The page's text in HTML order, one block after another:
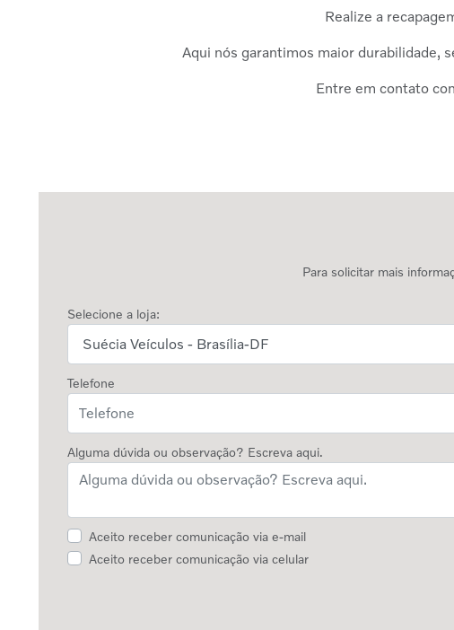
Realize a
Aqui nós garantimos maior durabilidade,
Entre em contato
Para solicitar mais
Selecione a loja:
Telefone
Alguma dúvida ou observação? Escreva aqui.
Aceito receber comunicação via e-mail
Aceito receber comunicação via celular